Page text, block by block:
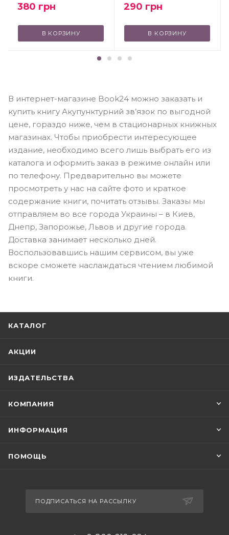
380 грн
В КОРЗИНУ
290 грн
В КОРЗИНУ
В интернет-магазине Book24 можно заказать и
купить книгу Акупунктурний зв’язок по выгодной
цене, гораздо ниже, чем в стационарных книжных
магазинах. Чтобы приобрести интересующее
издание, необходимо всего лишь выбрать его из
каталога и оформить заказ в режиме онлайн или
по телефону. Предварительно вы можете
просмотреть у нас на сайте фото и краткое
содержание книги, почитать отзывы. Заказы мы
отправляем во все города Украины – в Киев,
Днепр, Запорожье, Львов и другие города.
Доставка занимает несколько дней.
Воспользовавшись нашим сервисом, вы уже
вскоре сможете наслаждаться чтением любимой
книги.
КАТАЛОГ
АКЦИИ
ИЗДАТЕЛЬСТВА
КОМПАНИЯ
ИНФОРМАЦИЯ
ПОМОЩЬ
ПОДПИСАТЬСЯ НА РАССЫЛКУ